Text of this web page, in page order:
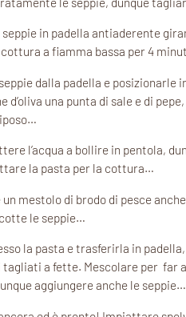
in padella antiaderente
a fiamma bassa per 4
dalla padella e posizionarle
d’oliva una punta di sale e di
l’acqua a bollire in pentola,
la pasta per la cottura…
un mestolo di brodo di pesce
le seppie…
la pasta e trasferirla in padella,
tagliati a fette. Mescolare per far
aggiungere anche le seppie…